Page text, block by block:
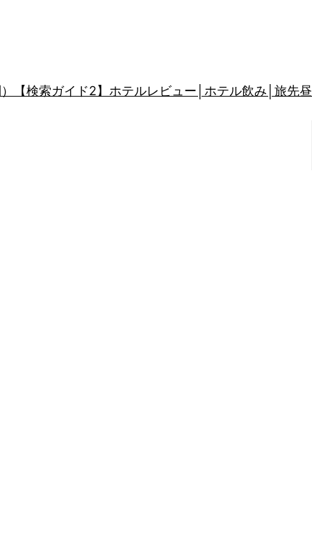
【検索ガイド2】ホテルレビュー│ホテル飲み│旅先